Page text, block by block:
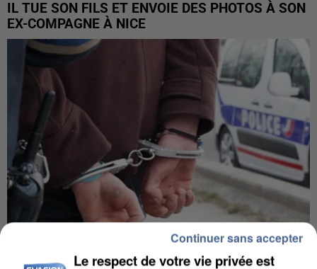
IL TUE SON FILS ET ENVOIE DES PHOTOS À SON
EX-COMPAGNE À NICE
Le respect de votre vie privée est
Continuer sans accepter